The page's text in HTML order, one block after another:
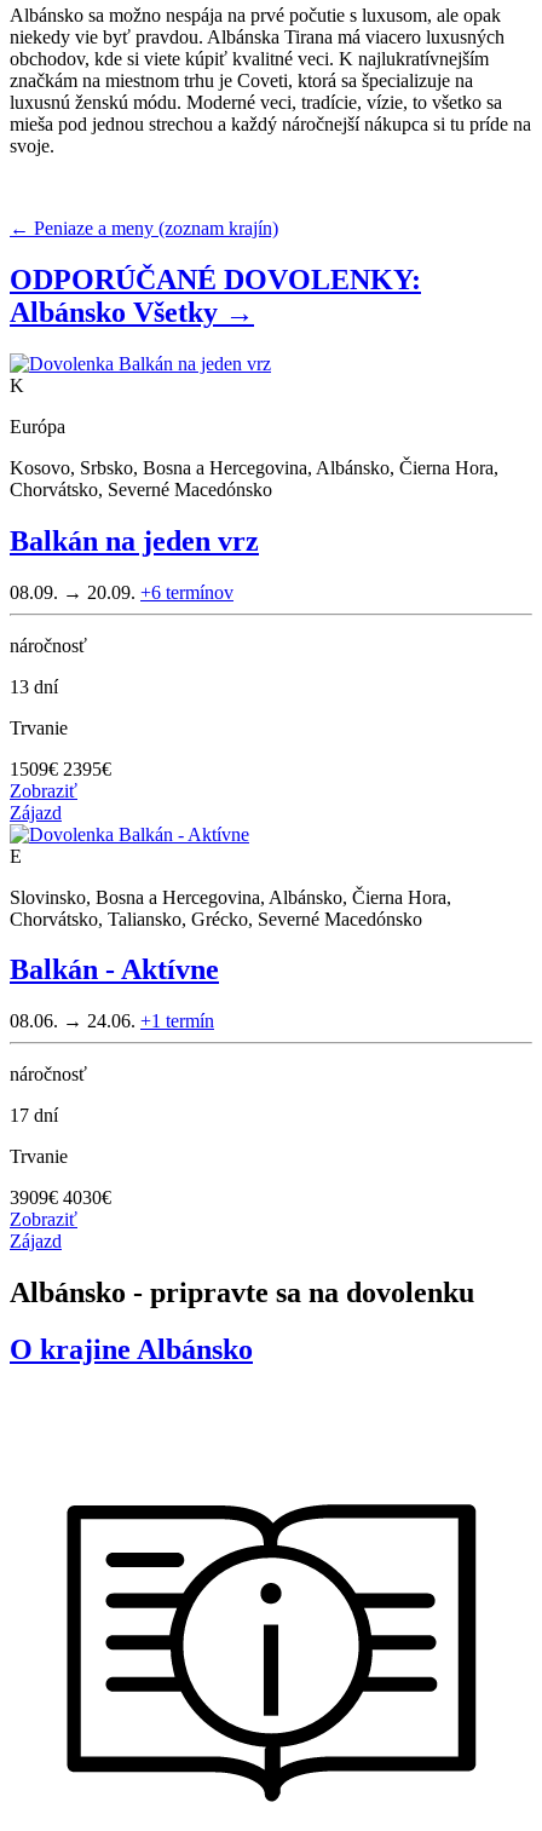
Albánsko sa možno nespája na prvé počutie s luxusom, ale opak
niekedy vie byť pravdou. Albánska Tirana má viacero luxusných
obchodov, kde si viete kúpiť kvalitné veci. K najlukratívnejším
značkám na miestnom trhu je Coveti, ktorá sa špecializuje na
luxusnú ženskú módu. Moderné veci, tradície, vízie, to všetko sa
mieša pod jednou strechou a každý náročnejší nákupca si tu príde na
svoje.
← Peniaze a meny (zoznam krajín)
ODPORÚČANÉ DOVOLENKY:
Albánsko Všetky →
K
Európa
Kosovo, Srbsko, Bosna a Hercegovina, Albánsko, Čierna Hora,
Chorvátsko, Severné Macedónsko
Balkán na jeden vrz
08.09. → 20.09. +6 termínov
náročnosť
13 dní
Trvanie
1509€ 2395€
Zobraziť
Zájazd
E
Slovinsko, Bosna a Hercegovina, Albánsko, Čierna Hora,
Chorvátsko, Taliansko, Grécko, Severné Macedónsko
Balkán - Aktívne
08.06. → 24.06. +1 termín
náročnosť
17 dní
Trvanie
3909€ 4030€
Zobraziť
Zájazd
Albánsko - pripravte sa na dovolenku
O krajine Albánsko